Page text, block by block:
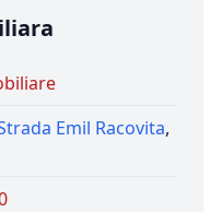
Emil Racovita,